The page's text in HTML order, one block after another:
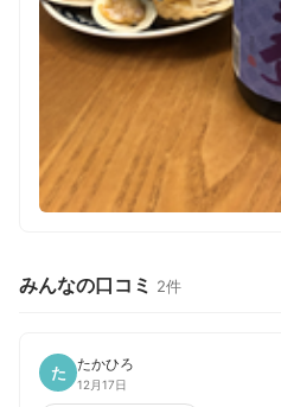
みんなの口コミ 2件
た たかひろ
12月17日